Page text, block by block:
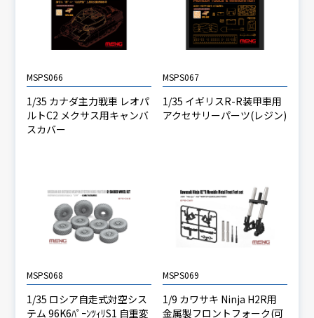
MSPS066
1/35 カナダ主力戦車 レオパ
ルトC2 メクサス用キャンバ
スカバー
MSPS067
1/35 イギリスR-R装甲車用
アクセサリーパーツ(レジン)
MSPS068
1/35 ロシア自走式対空シス
テム 96K6ﾊﾟｰﾝﾂｨﾘS1 自重変
MSPS069
1/9 カワサキ Ninja H2R用
金属製フロントフォーク(可